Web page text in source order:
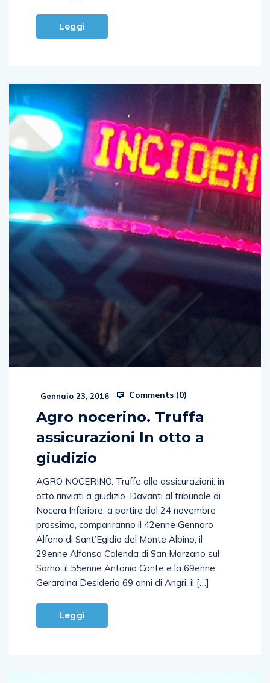
Leggi
Gennaio 23, 2016 Comments (0)
Agro nocerino. Truffa
assicurazioni In otto a
giudizio
AGRO NOCERINO. Truffe alle assicurazioni: in
otto rinviati a giudizio. Davanti al tribunale di
Nocera Inferiore, a partire dal 24 novembre
prossimo, compariranno il 42enne Gennaro
Alfano di Sant’Egidio del Monte Albino, il
29enne Alfonso Calenda di San Marzano sul
Sarno, il 55enne Antonio Conte e la 69enne
Gerardina Desiderio 69 anni di Angri, il […]
Leggi